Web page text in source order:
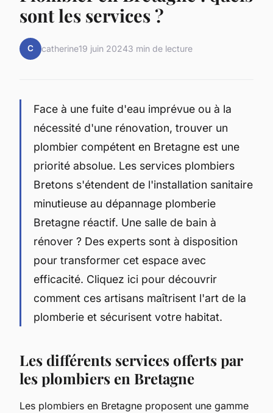
sont les services ?
C catherine19 juin 20243 min de lecture
Face à une fuite d'eau imprévue ou à la
nécessité d'une rénovation, trouver un
plombier compétent en Bretagne est une
priorité absolue. Les services plombiers
Bretons s'étendent de l'installation sanitaire
minutieuse au dépannage plomberie
Bretagne réactif. Une salle de bain à
rénover ? Des experts sont à disposition
pour transformer cet espace avec
efficacité. Cliquez ici pour découvrir
comment ces artisans maîtrisent l'art de la
plomberie et sécurisent votre habitat.
Les différents services offerts par
les plombiers en Bretagne
Les plombiers en Bretagne proposent une gamme